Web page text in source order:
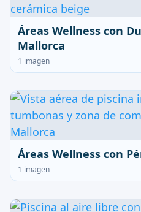
Áreas Wellness con
Mallorca
1 imagen
Áreas Wellness con
1 imagen